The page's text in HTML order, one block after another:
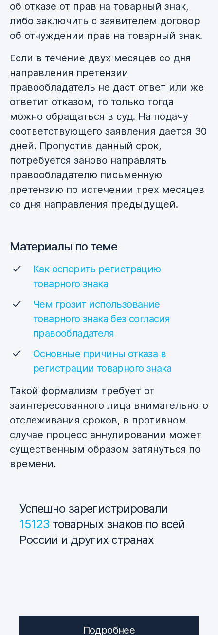
об отказе от прав на товарный знак,
либо заключить с заявителем договор
об отчуждении прав на товарный знак.
Если в течение двух месяцев со дня
направления претензии
правообладатель не даст ответ или же
ответит отказом, то только тогда
можно обращаться в суд. На подачу
соответствующего заявления дается 30
дней. Пропустив данный срок,
потребуется заново направлять
правообладателю письменную
претензию по истечении трех месяцев
со дня направления предыдущей.
Материалы по теме
Как оспорить регистрацию
товарного знака
Чем грозит использование
товарного знака без согласия
правообладателя
Основные причины отказа в
регистрации товарного знака
Такой формализм требует от
заинтересованного лица внимательного
отслеживания сроков, в противном
случае процесс аннулировании может
существенным образом затянуться по
времени.
Успешно зарегистрировали
15123 товарных знаков по всей
России и других странах
Подробнее